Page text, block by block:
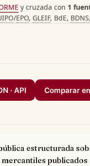
y cruzada con 1
/EPO, GLEIF, BdE, BDNS,
· API Comparar
estructurada
publicados